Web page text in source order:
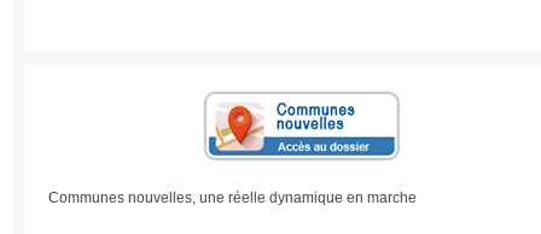
Communes nouvelles, une réelle dynamique en marche